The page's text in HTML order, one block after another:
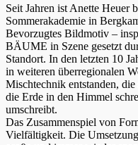
Seit Jahren ist Anette Heuer
Sommerakademie in
Bevorzugtes Bildmotiv –
BÄUME in Szene gesetzt
Standort. In den letzten 10
in weiteren überregionalen
Mischtechnik entstanden,
die Erde in den Himmel
umschreibt.
Das Zusammenspiel von
Vielfältigkeit. Die